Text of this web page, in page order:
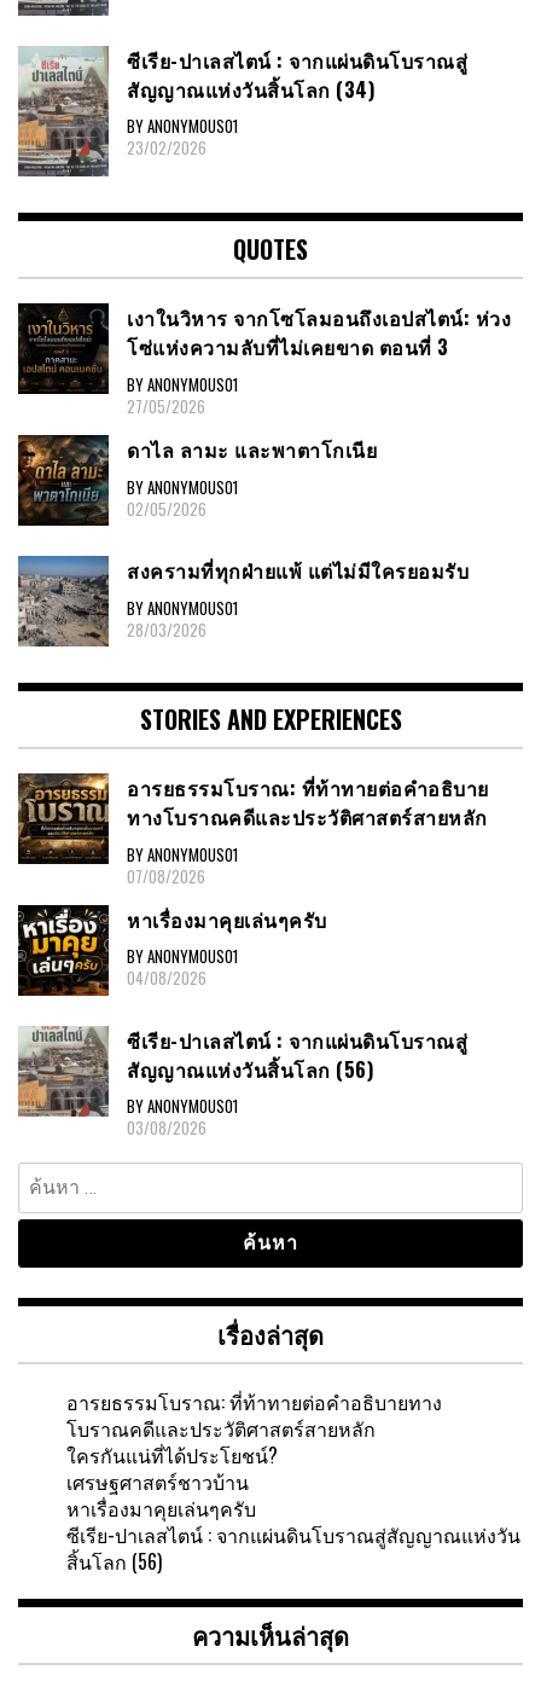
ซีเรีย​-ปาเลสไตน์​ : จากแผ่นดินโบราณสู่
สัญญาณ​แห่งวันสิ้นโลก​ (34)
BY ANONYMOUS01
23/02/2026
QUOTES
เงาในวิหาร จากโซโลมอนถึงเอปสไตน์: ห่วง
โซ่แห่งความลับที่ไม่เคยขาด ตอนที่ 3
BY ANONYMOUS01
27/05/2026
ดาไล ลามะ และพาตาโกเนีย
BY ANONYMOUS01
02/05/2026
สงครามที่ทุกฝ่ายแพ้ แต่ไม่มีใครยอมรับ
BY ANONYMOUS01
28/03/2026
STORIES AND EXPERIENCES
อารยธรรมโบราณ: ที่ท้าทายต่อคำอธิบาย
ทางโบราณคดีและประวัติศาสตร์สายหลัก
BY ANONYMOUS01
07/08/2026
หาเรื่องมาคุยเล่นๆครับ
BY ANONYMOUS01
04/08/2026
ซีเรีย-ปาเลสไตน์ : จากแผ่นดินโบราณสู่
สัญญาณแห่งวันสิ้นโลก (56)
BY ANONYMOUS01
03/08/2026
ค้นหา
สำหรับ:
เรื่องล่าสุด
อารยธรรมโบราณ: ที่ท้าทายต่อคำอธิบายทาง
โบราณคดีและประวัติศาสตร์สายหลัก
ใครกันแน่ที่ได้ประโยชน์?
เศรษฐศาสตร์ชาวบ้าน
หาเรื่องมาคุยเล่นๆครับ
ซีเรีย-ปาเลสไตน์ : จากแผ่นดินโบราณสู่สัญญาณแห่งวัน
สิ้นโลก (56)
ความเห็นล่าสุด